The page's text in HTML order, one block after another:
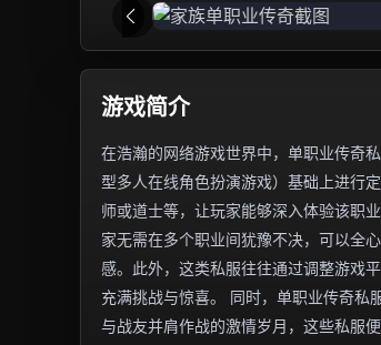
游戏简介
在浩瀚的网络游戏世界中，单职业传奇
型多人在线角色扮演游戏）基础上进行
师或道士等，让玩家能够深入体验该职
家无需在多个职业间犹豫不决，可以全
感。此外，这类私服往往通过调整游戏
充满挑战与惊喜。 同时，单职业传奇私
与战友并肩作战的激情岁月，这些私服